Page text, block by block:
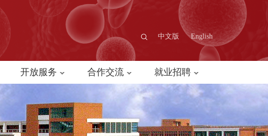
中文版 English
开放服务 合作交流 就业招聘